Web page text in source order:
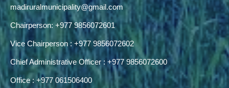
madiruralmunicipality@gmail.com
Chairperson: +977 9856072601
Vice Chairperson : +977 9856072602
Chief Administrative Officer : +977 9856072600
Office : +977 061506400